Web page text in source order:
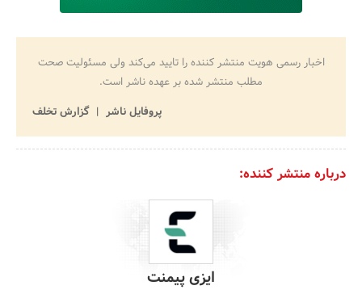
اخبار رسمی هویت منتشر کننده را تایید می‌کند ولی مسئولیت صحت
مطلب منتشر شده بر عهده ناشر است.
پروفایل ناشر
گزارش تخلف
درباره منتشر کننده:
ایزی پیمنت